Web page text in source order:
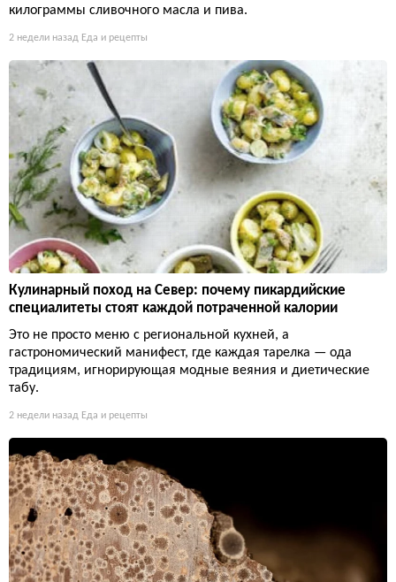
килограммы сливочного масла и пива.
2 недели назад Еда и рецепты
Кулинарный поход на Север: почему пикардийские
специалитеты стоят каждой потраченной калории
Это не просто меню с региональной кухней, а
гастрономический манифест, где каждая тарелка — ода
традициям, игнорирующая модные веяния и диетические
табу.
2 недели назад Еда и рецепты